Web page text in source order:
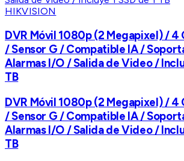
HIKVISION
DVR Móvil 1080p (2 Megapixel) / 4
/ Sensor G / Compatible IA /
Alarmas I/O / Salida de Video /
TB
DVR Móvil 1080p (2 Megapixel) / 4
/ Sensor G / Compatible IA /
Alarmas I/O / Salida de Video /
TB